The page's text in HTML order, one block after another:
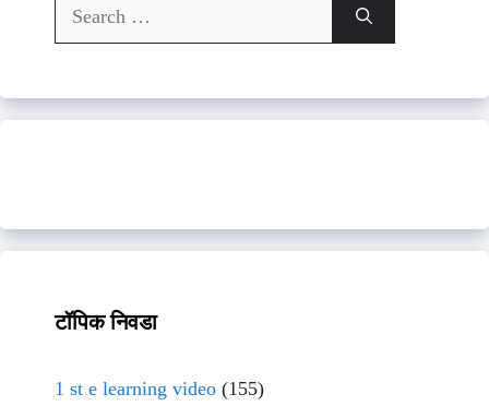
Search
for:
टॉपिक निवडा
1 st e learning video (155)